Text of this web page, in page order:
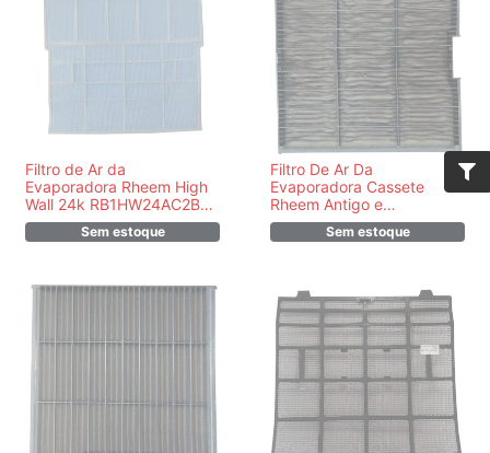
Filtro de Ar da
Evaporadora Rheem High
Wall 24k RB1HW24AC2BE /
RB1HW24HP2BE -
PR100190120R
Sem estoque
Filtro De Ar Da
Evaporadora Cassete
Rheem Antigo e
Intermediário De 24.000 a
48.000 BTUS/h
Sem estoque